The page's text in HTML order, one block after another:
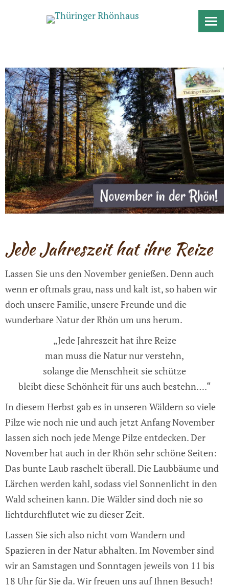
Jede Jahreszeit hat ihre Reize
Lassen Sie uns den November genießen. Denn auch
wenn er oftmals grau, nass und kalt ist, so haben wir
doch unsere Familie, unsere Freunde und die
wunderbare Natur der Rhön um uns herum.
„Jede Jahreszeit hat ihre Reize
man muss die Natur nur verstehn,
solange die Menschheit sie schütze
bleibt diese Schönheit für uns auch bestehn….“
In diesem Herbst gab es in unseren Wäldern so viele
Pilze wie noch nie und auch jetzt Anfang November
lassen sich noch jede Menge Pilze entdecken. Der
November hat auch in der Rhön sehr schöne Seiten:
Das bunte Laub raschelt überall. Die Laubbäume und
Lärchen werden kahl, sodass viel Sonnenlicht in den
Wald scheinen kann. Die Wälder sind doch nie so
lichtdurchflutet wie zu dieser Zeit.
Lassen Sie sich also nicht vom Wandern und
Spazieren in der Natur abhalten. Im November sind
wir an Samstagen und Sonntagen jeweils von 11 bis
18 Uhr für Sie da. Wir freuen uns auf Ihnen Besuch!